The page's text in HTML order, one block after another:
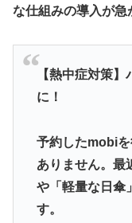
な仕組みの導入が急
【熱中症対策
に！
予約したmobi
ありません。最
や「軽量な日傘
す。